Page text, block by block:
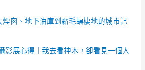
煙囪、地下油庫到霜毛蝠棲地的城市記
影展心得｜我去看神木，卻看見一個人